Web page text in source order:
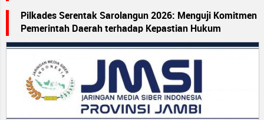
Pilkades Serentak Sarolangun 2026: Menguji Komitmen
Pemerintah Daerah terhadap Kepastian Hukum